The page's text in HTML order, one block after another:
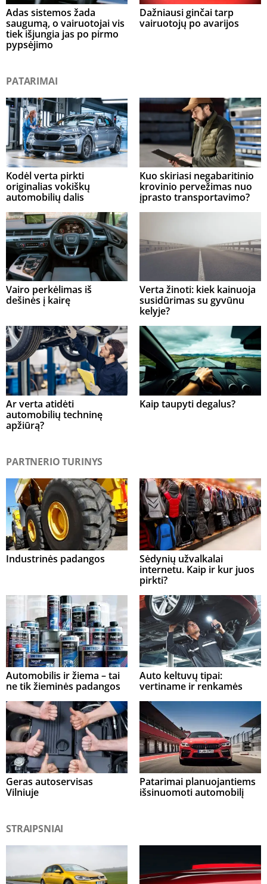
Adas sistemos žada
saugumą, o vairuotojai vis
tiek išjungia jas po pirmo
pypsėjimo
Dažniausi ginčai tarp
vairuotojų po avarijos
PATARIMAI
Kodėl verta pirkti
originalias vokiškų
automobilių dalis
Kuo skiriasi negabaritinio
krovinio pervežimas nuo
įprasto transportavimo?
Vairo perkėlimas iš
dešinės į kairę
Verta žinoti: kiek kainuoja
susidūrimas su gyvūnu
kelyje?
Ar verta atidėti
automobilių techninę
apžiūrą?
Kaip taupyti degalus?
PARTNERIO TURINYS
Industrinės padangos
Sėdynių užvalkalai
internetu. Kaip ir kur juos
pirkti?
Automobilis ir žiema – tai
ne tik žieminės padangos
Auto keltuvų tipai:
vertiname ir renkamės
Geras autoservisas
Vilniuje
Patarimai planuojantiems
išsinuomoti automobilį
STRAIPSNIAI